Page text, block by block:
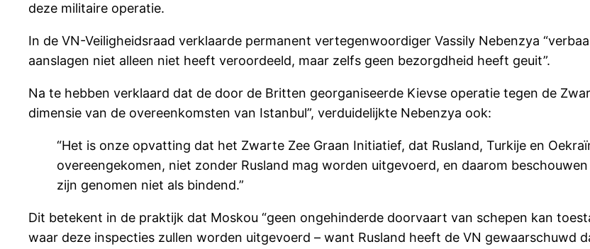
deze militaire operatie.
In de VN-Veiligheidsraad verklaarde permanent vertegenwoordiger Vassily Nebenzya
aanslagen niet alleen niet heeft veroordeeld, maar zelfs geen bezorgdheid heeft geuit”.
Na te hebben verklaard dat de door de Britten georganiseerde Kievse operatie tegen de
dimensie van de overeenkomsten van Istanbul”, verduidelijkte Nebenzya ook:
“Het is onze opvatting dat het Zwarte Zee Graan Initiatief, dat Rusland, Turkije en
overeengekomen, niet zonder Rusland mag worden uitgevoerd, en daarom
zijn genomen niet als bindend.”
Dit betekent in de praktijk dat Moskou “geen ongehinderde doorvaart van schepen kan
waar deze inspecties zullen worden uitgevoerd – want Rusland heeft de VN gewaarschuwd